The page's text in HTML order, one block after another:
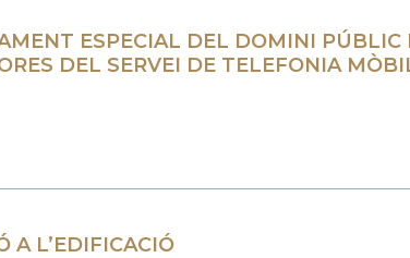
ESPECIAL DEL DOMINI PÚBLIC
DEL SERVEI DE TELEFONIA
A L’EDIFICACIÓ